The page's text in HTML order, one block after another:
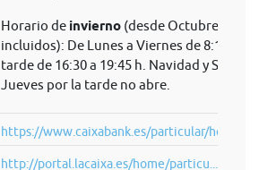
Horario de invierno(desde Octubre hasta
incluidos): De Lunes a Viernes de 8:15 a
tarde de 16:30 a 19:45 h. Navidad y
Jueves por la tarde no abre.
https://www.caixabank.es/particular/home/
http://portal.lacaixa.es/home/particu...